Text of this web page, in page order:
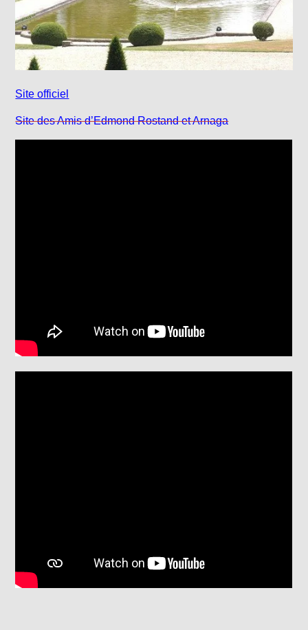
Site officiel
Site des Amis d’Edmond Rostand et Arnaga